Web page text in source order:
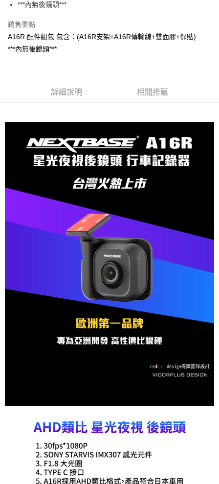
上海商業儲蓄銀行
臺灣中小企業銀行
匯豐（台灣）商業銀行
華泰商業銀行
聯邦商業銀行
台灣樂天信用卡公司
LINE Pay
Apple Pay
街口支付
全家付款取貨
每筆NT$65，滿NT$699(含以上)免運費
付款後全家取貨
每筆NT$65，滿NT$699(含以上)免運費
萊爾富取貨付款
每筆NT$65，滿NT$699(含以上)免運費
付款後萊爾富取貨
每筆NT$65，滿NT$699(含以上)免運費
每筆NT$65，滿NT$699(含以上)免運費
付款後7-11取貨
每筆NT$65，滿NT$699(含以上)免運費
每筆NT$70，滿NT$699(含以上)免運費
***內無後鏡頭***
銷售重點
A16R 配件組包 包含：(A16R支架+A16R傳輸線+雙面膠+保貼)
***內無後鏡頭***
詳細說明 相關推薦